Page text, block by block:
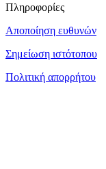
Πληροφορίες
Αποποίηση ευθυνών
Σημείωση ιστότοπου
Πολιτική απορρήτου